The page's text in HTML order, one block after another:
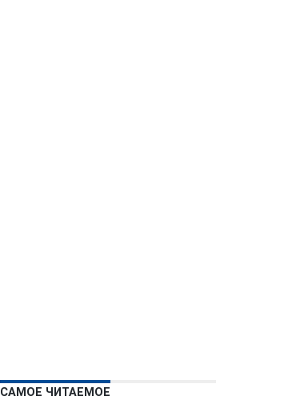
САМОЕ ЧИТАЕМОЕ